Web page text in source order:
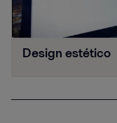
Design estético